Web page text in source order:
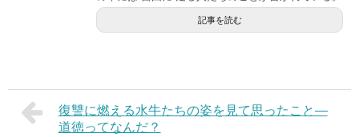
記事を読む
復讐に燃える水牛たちの姿を見て思ったこと―
道徳ってなんだ？